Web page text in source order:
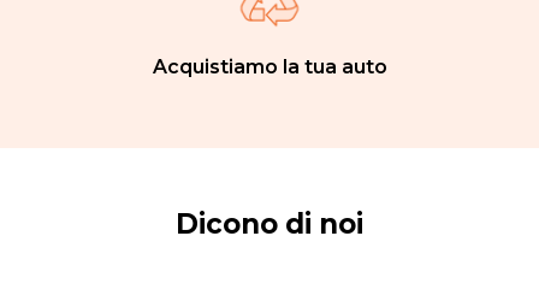
Acquistiamo la tua auto
Dicono di noi